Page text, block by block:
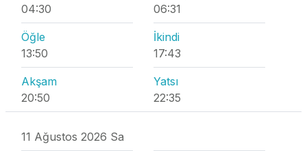
04:30
06:31
Öğle
13:50
İkindi
17:43
Akşam
20:50
Yatsı
22:35
11 Ağustos 2026 Sa